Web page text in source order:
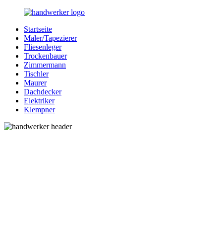
Zurück
Inhalt
Bessere-
Handwerker.de
Handwerker
Ihrer
Nähe
Startseite
Maler/Tapezierer
Fliesenleger
Trockenbauer
Zimmermann
Tischler
Maurer
Dachdecker
Elektriker
Klempner